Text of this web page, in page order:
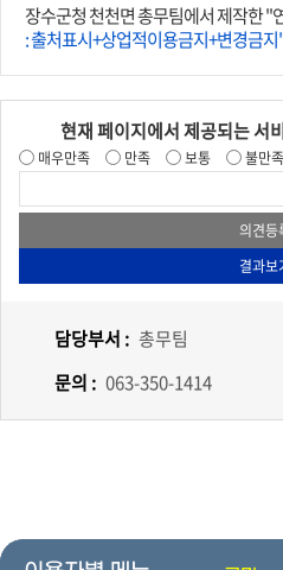
장수군청 천천면 총무팀에서 제작한 "
: 출처표시+상업적이용금지+변경금
현재 페이지에서 제공되는 서
매우만족 만족 보통 불만족
담당부서 : 총무팀
문의 : 063-350-1414